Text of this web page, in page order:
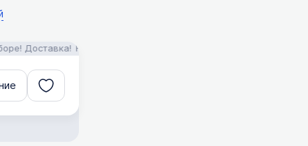
FILTERIX — Запчасти, аксессуары и моющие средства